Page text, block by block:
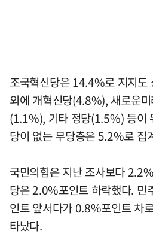
조국혁신당은 14.4%로 지지도
외에 개혁신당(4.8%), 새로운
(1.1%), 기타 정당(1.5%) 등이
당이 없는 무당층은 5.2%로 집
국민의힘은 지난 조사보다
당은 2.0%포인트 하락했다. 민
인트 앞서다가 0.8%포인트 차
타났다.